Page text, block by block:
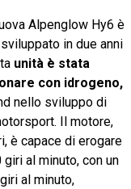
Alpenglow Hy6 è
in due anni
unità è stata
con idrogeno,
nello sviluppo di
Il motore,
è capace di erogare
al minuto, con un
al minuto,